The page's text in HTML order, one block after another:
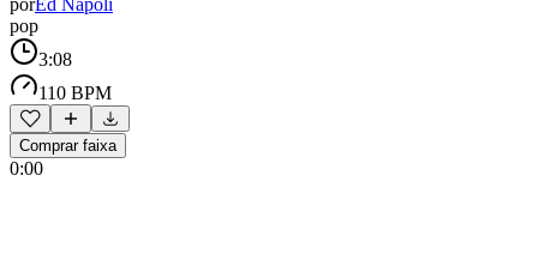
pop
3:08
110 BPM
Comprar faixa
0:00